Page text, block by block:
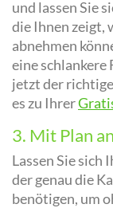
und lassen Sie
die Ihnen zeigt,
abnehmen
eine schlankere
jetzt der
es zu Ihrer
3. Mit Plan
Lassen Sie sich
der genau die
benötigen, um